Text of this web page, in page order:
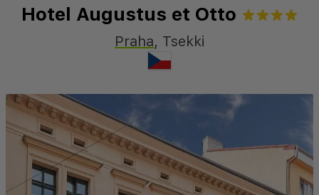
Hotel Augustus et Otto
Praha, Tsekki